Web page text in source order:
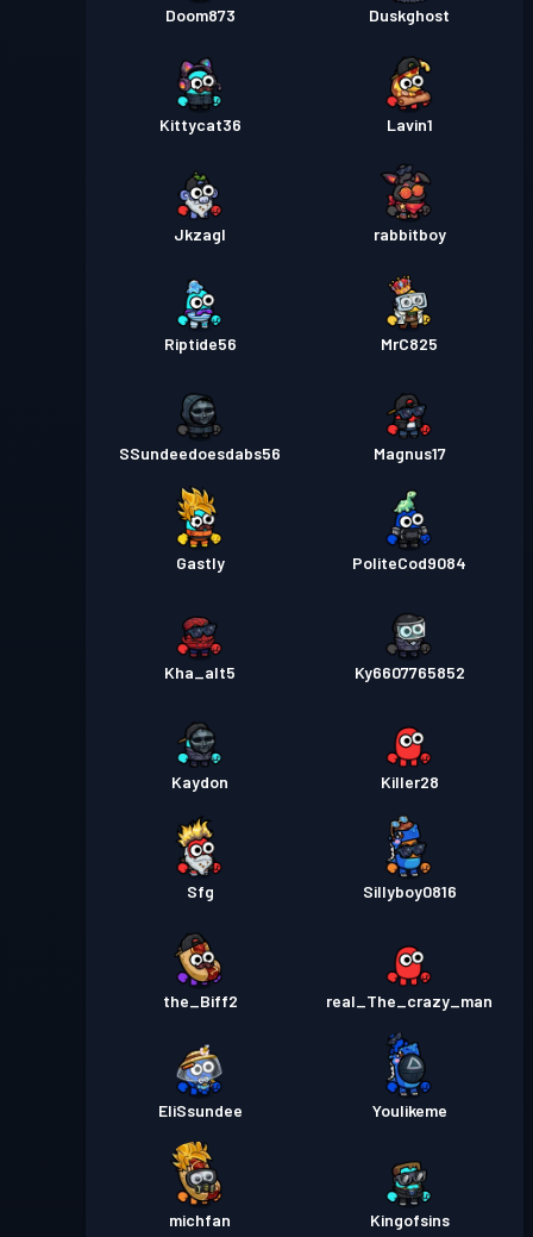
Doom873 Duskghost
Kittycat36 Lavin1
Jkzagl rabbitboy
Riptide56 MrC825
SSundeedoesdabs56 Magnus17
Gastly PoliteCod9084
Kha_alt5 Ky6607765852
Kaydon Killer28
Sfg Sillyboy0816
the_Biff2 real_The_crazy_man
EliSsundee Youlikeme
michfan Kingofsins